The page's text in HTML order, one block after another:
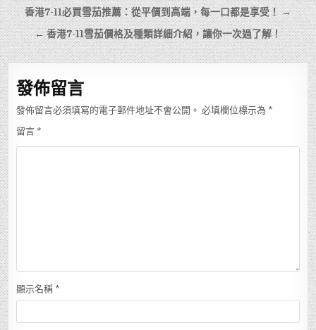
文
章
導
覽
香港7-11必買雪茄推薦：從平價到高端，每一口都是享受！ →
← 香港7-11雪茄價格及種類詳細介紹，讓你一次過了解！
發佈留言
發佈留言必須填寫的電子郵件地址不會公開。 必填欄位標示為 *
留言 *
顯示名稱 *